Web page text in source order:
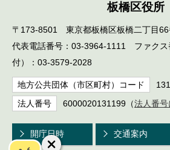
板橋区役所
〒173-8501 東京都板橋区板橋二丁目66
代表電話番号：03-3964-1111 ファクス
付）：03-3579-2028
地方公共団体（市区町村）コード
法人番号 6000020131199（法人番号
開庁日時 交通案内